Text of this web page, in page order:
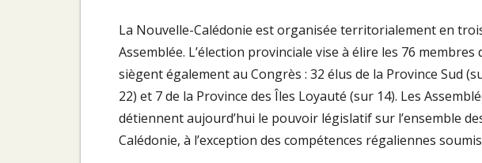
La Nouvelle-Calédonie est organisée territorialement en
Assemblée. L’élection provinciale vise à élire les 76
siègent également au Congrès : 32 élus de la Province Sud
22) et 7 de la Province des Îles Loyauté (sur 14). Les
détiennent aujourd’hui le pouvoir législatif sur l’ensemble
Calédonie, à l’exception des compétences régaliennes